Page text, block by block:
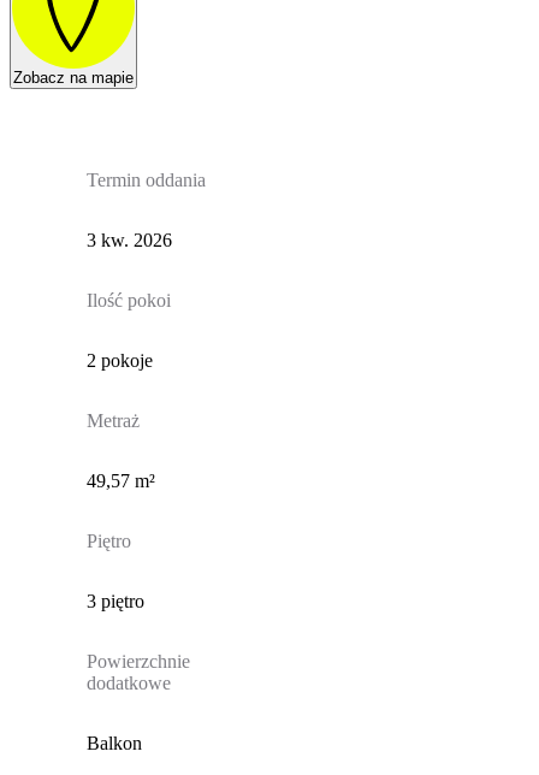
Zobacz na mapie
Termin oddania
3 kw. 2026
Ilość pokoi
2 pokoje
Metraż
49,57 m²
Piętro
3 piętro
Powierzchnie
dodatkowe
Balkon